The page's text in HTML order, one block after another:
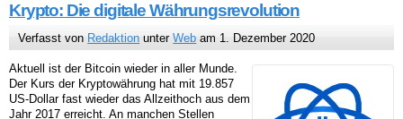
Krypto: Die digitale Währungsrevolution
Verfasst von Redaktion unterWeb am 1. Dezember 2020
Aktuell ist der Bitcoin wieder in aller Munde.
Der Kurs der Kryptowährung hat mit 19.857
US-Dollar fast wieder das Allzeithoch aus dem
Jahr 2017 erreicht. An manchen Stellen